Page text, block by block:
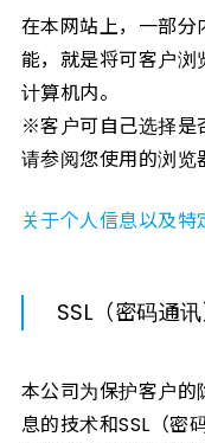
在本网站上，一部
能，就是将可客户
计算机内。
※客户可自己选择是
请参阅您使用的浏览
关于个人信息以及
SSL（密码通讯
本公司为保护客户
息的技术和SSL（密